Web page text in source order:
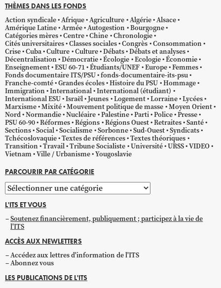
THÈMES DANS LES FONDS
Action syndicale Afrique Agriculture Algérie Alsace
Amérique Latine Armée Autogestion
Bourgogne
Catégories mères Centre Chine Chronologie
Cités universitaires Classes sociales Congrès Consommation
Crise Cuba Culture Culture Débats Débats et analyses
Décentralisation Démocratie Écologie Ecologie Économie
Enseignement ESU 60-71 Étudiants/UNEF Europe Femmes
Fonds documentaire ITS/PSU fonds-documentaire-its-psu
Franche-comté Grandes écoles Histoire du PSU Hommage
Immigration International International (étudiant)
International ESU Israël Jeunes Logement Lorraine Lycées
Marxisme Mixité Mouvement politique de masse Moyen Orient
Nord Normandie Nucléaire Palestine Parti Police Presse
PSU 60-90 Réformes Régions Régions Ouest Retraites Santé
Sections Social Socialisme Sorbonne Sud-Ouest Syndicats
Tchécoslovaquie Textes de références Textes théoriques
Transition Travail Tribune Socialiste Université URSS VIDEO
Vietnam Ville / Urbanisme Yougoslavie
PARCOURIR PAR CATÉGORIE
Parcourir
par
catégorie
L'ITS ET VOUS
Soutenez financièrement, publiquement ; participez à la vie de
l'ITS
ACCÈS AUX NEWLETTERS
Accédez aux lettres d'information de l'ITS
Abonnez vous
LES PUBLICATIONS DE L'ITS